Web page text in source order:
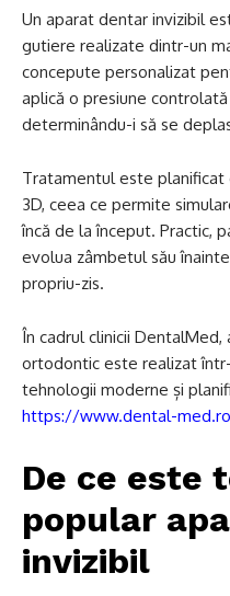
Un aparat dentar invizibil
gutiere realizate dintr-un
concepute personalizat
aplică o presiune
determinându-i să se
Tratamentul este
3D, ceea ce permite
încă de la început. Practic,
evolua zâmbetul său
propriu-zis.
În cadrul clinicii
ortodontic este realizat
tehnologii moderne și
https://www.dental-med.ro
De ce este
popular
invizibil